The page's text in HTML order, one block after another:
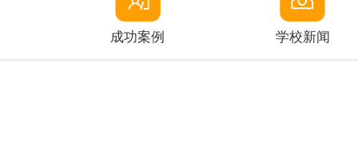
成功案例 学校新闻